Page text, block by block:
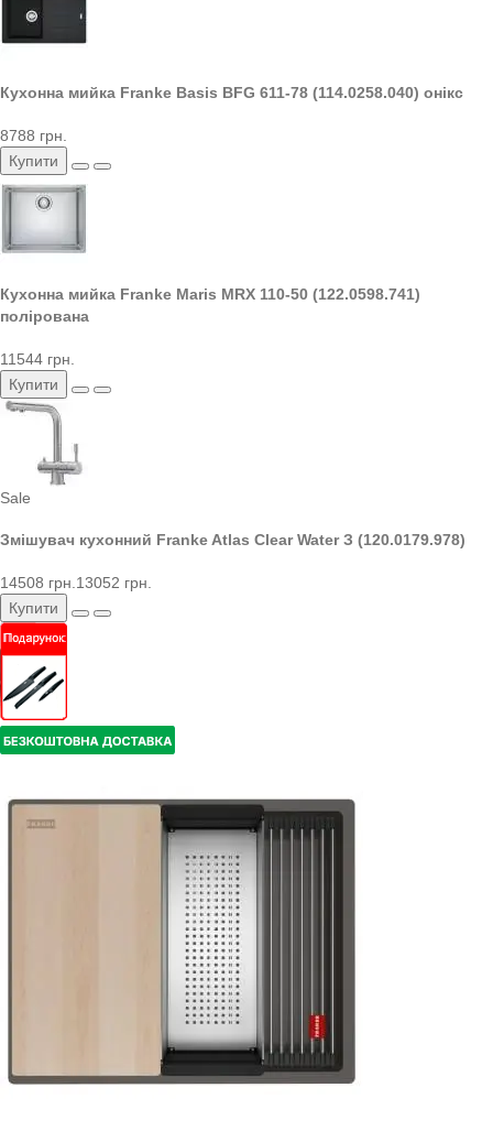
Кухонна мийка Franke Basis BFG 611-78 (114.0258.040) онікс
8788 грн.
Купити
Кухонна мийка Franke Maris MRX 110-50 (122.0598.741)
полірована
11544 грн.
Купити
Sale
Змішувач кухонний Franke Atlas Clear Water З (120.0179.978)
14508 грн. 13052 грн.
Купити